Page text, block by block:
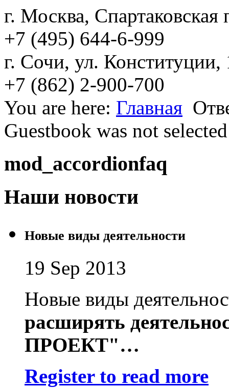
г. Москва, Спартаковская
+7 (495) 644-6-999
г. Сочи, ул.
+7 (862) 2-900-700
You are here: Главная
Guestbook was not
mod_accordionfaq
Наши новости
Новые виды деятельности
19 Sep 2013
Новые виды
расширять
ПРОЕКТ"…
Register to read more